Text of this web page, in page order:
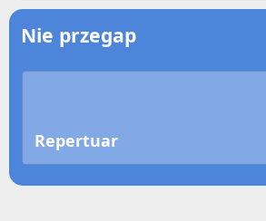
Nie przegap
Repertuar